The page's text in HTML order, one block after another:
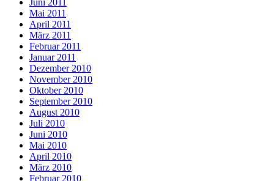
Mai 2011
April 2011
März 2011
Februar 2011
Januar 2011
Dezember 2010
November 2010
Oktober 2010
September 2010
August 2010
Juli 2010
Juni 2010
Mai 2010
April 2010
März 2010
Februar 2010